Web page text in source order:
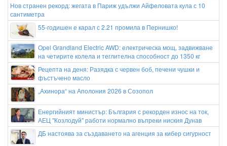
Нов странен рекорд: жегата в Париж удължи Айфеловата кула с 10
сантиметра
55-годишен е карал с 2.21 промила в Пернишко!
Opel Grandland Electric AWD: електрическа мощ, задвижване
на четирите колела и теглителна способност до 1350 кг
Рецепта на деня: Разядка с червен боб, печени чушки и
фъстъчено масло
„Ахинора“ на Аполония 2026 в Созопол
Енергийният министър: България с рекорден износ на ток,
АЕЦ "Козлодуй" работи нормално въпреки ниския Дунав
ДБ настоява за създаването на агенция за кибер сигурност